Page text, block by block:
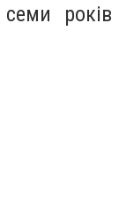
років